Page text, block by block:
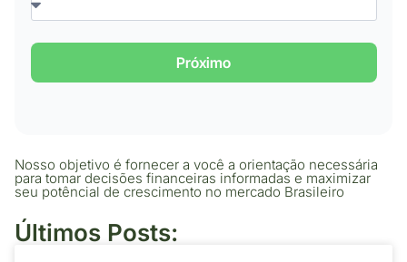
Próximo
Nosso objetivo é fornecer a você a orientação necessária
para tomar decisões financeiras informadas e maximizar
seu potêncial de crescimento no mercado Brasileiro
Últimos Posts: